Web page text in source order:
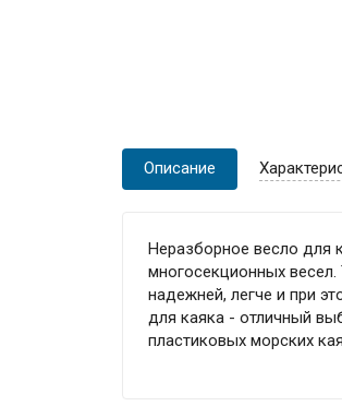
Описание
Неразборное весло для
многосекционных весел.
надежней, легче и при
для каяка - отличный
пластиковых морских